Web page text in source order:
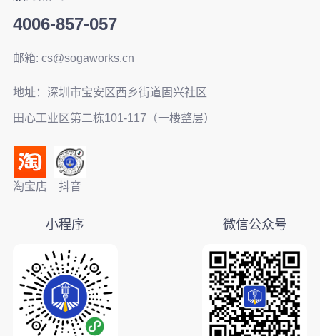
4006-857-057
邮箱: cs@sogaworks.cn
地址：深圳市宝安区西乡街道固兴社区
田心工业区第二栋101-117（一楼整层）
淘宝店 抖音
小程序 微信公众号